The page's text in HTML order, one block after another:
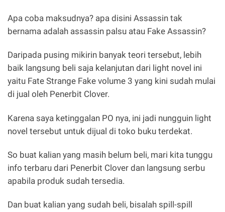
Apa coba maksudnya? apa disini Assassin tak
bernama adalah assassin palsu atau Fake Assassin?
Daripada pusing mikirin banyak teori tersebut, lebih
baik langsung beli saja kelanjutan dari light novel ini
yaitu Fate Strange Fake volume 3 yang kini sudah mulai
di jual oleh Penerbit Clover.
Karena saya ketinggalan PO nya, ini jadi nungguin light
novel tersebut untuk dijual di toko buku terdekat.
So buat kalian yang masih belum beli, mari kita tunggu
info terbaru dari Penerbit Clover dan langsung serbu
apabila produk sudah tersedia.
Dan buat kalian yang sudah beli, bisalah spill-spill